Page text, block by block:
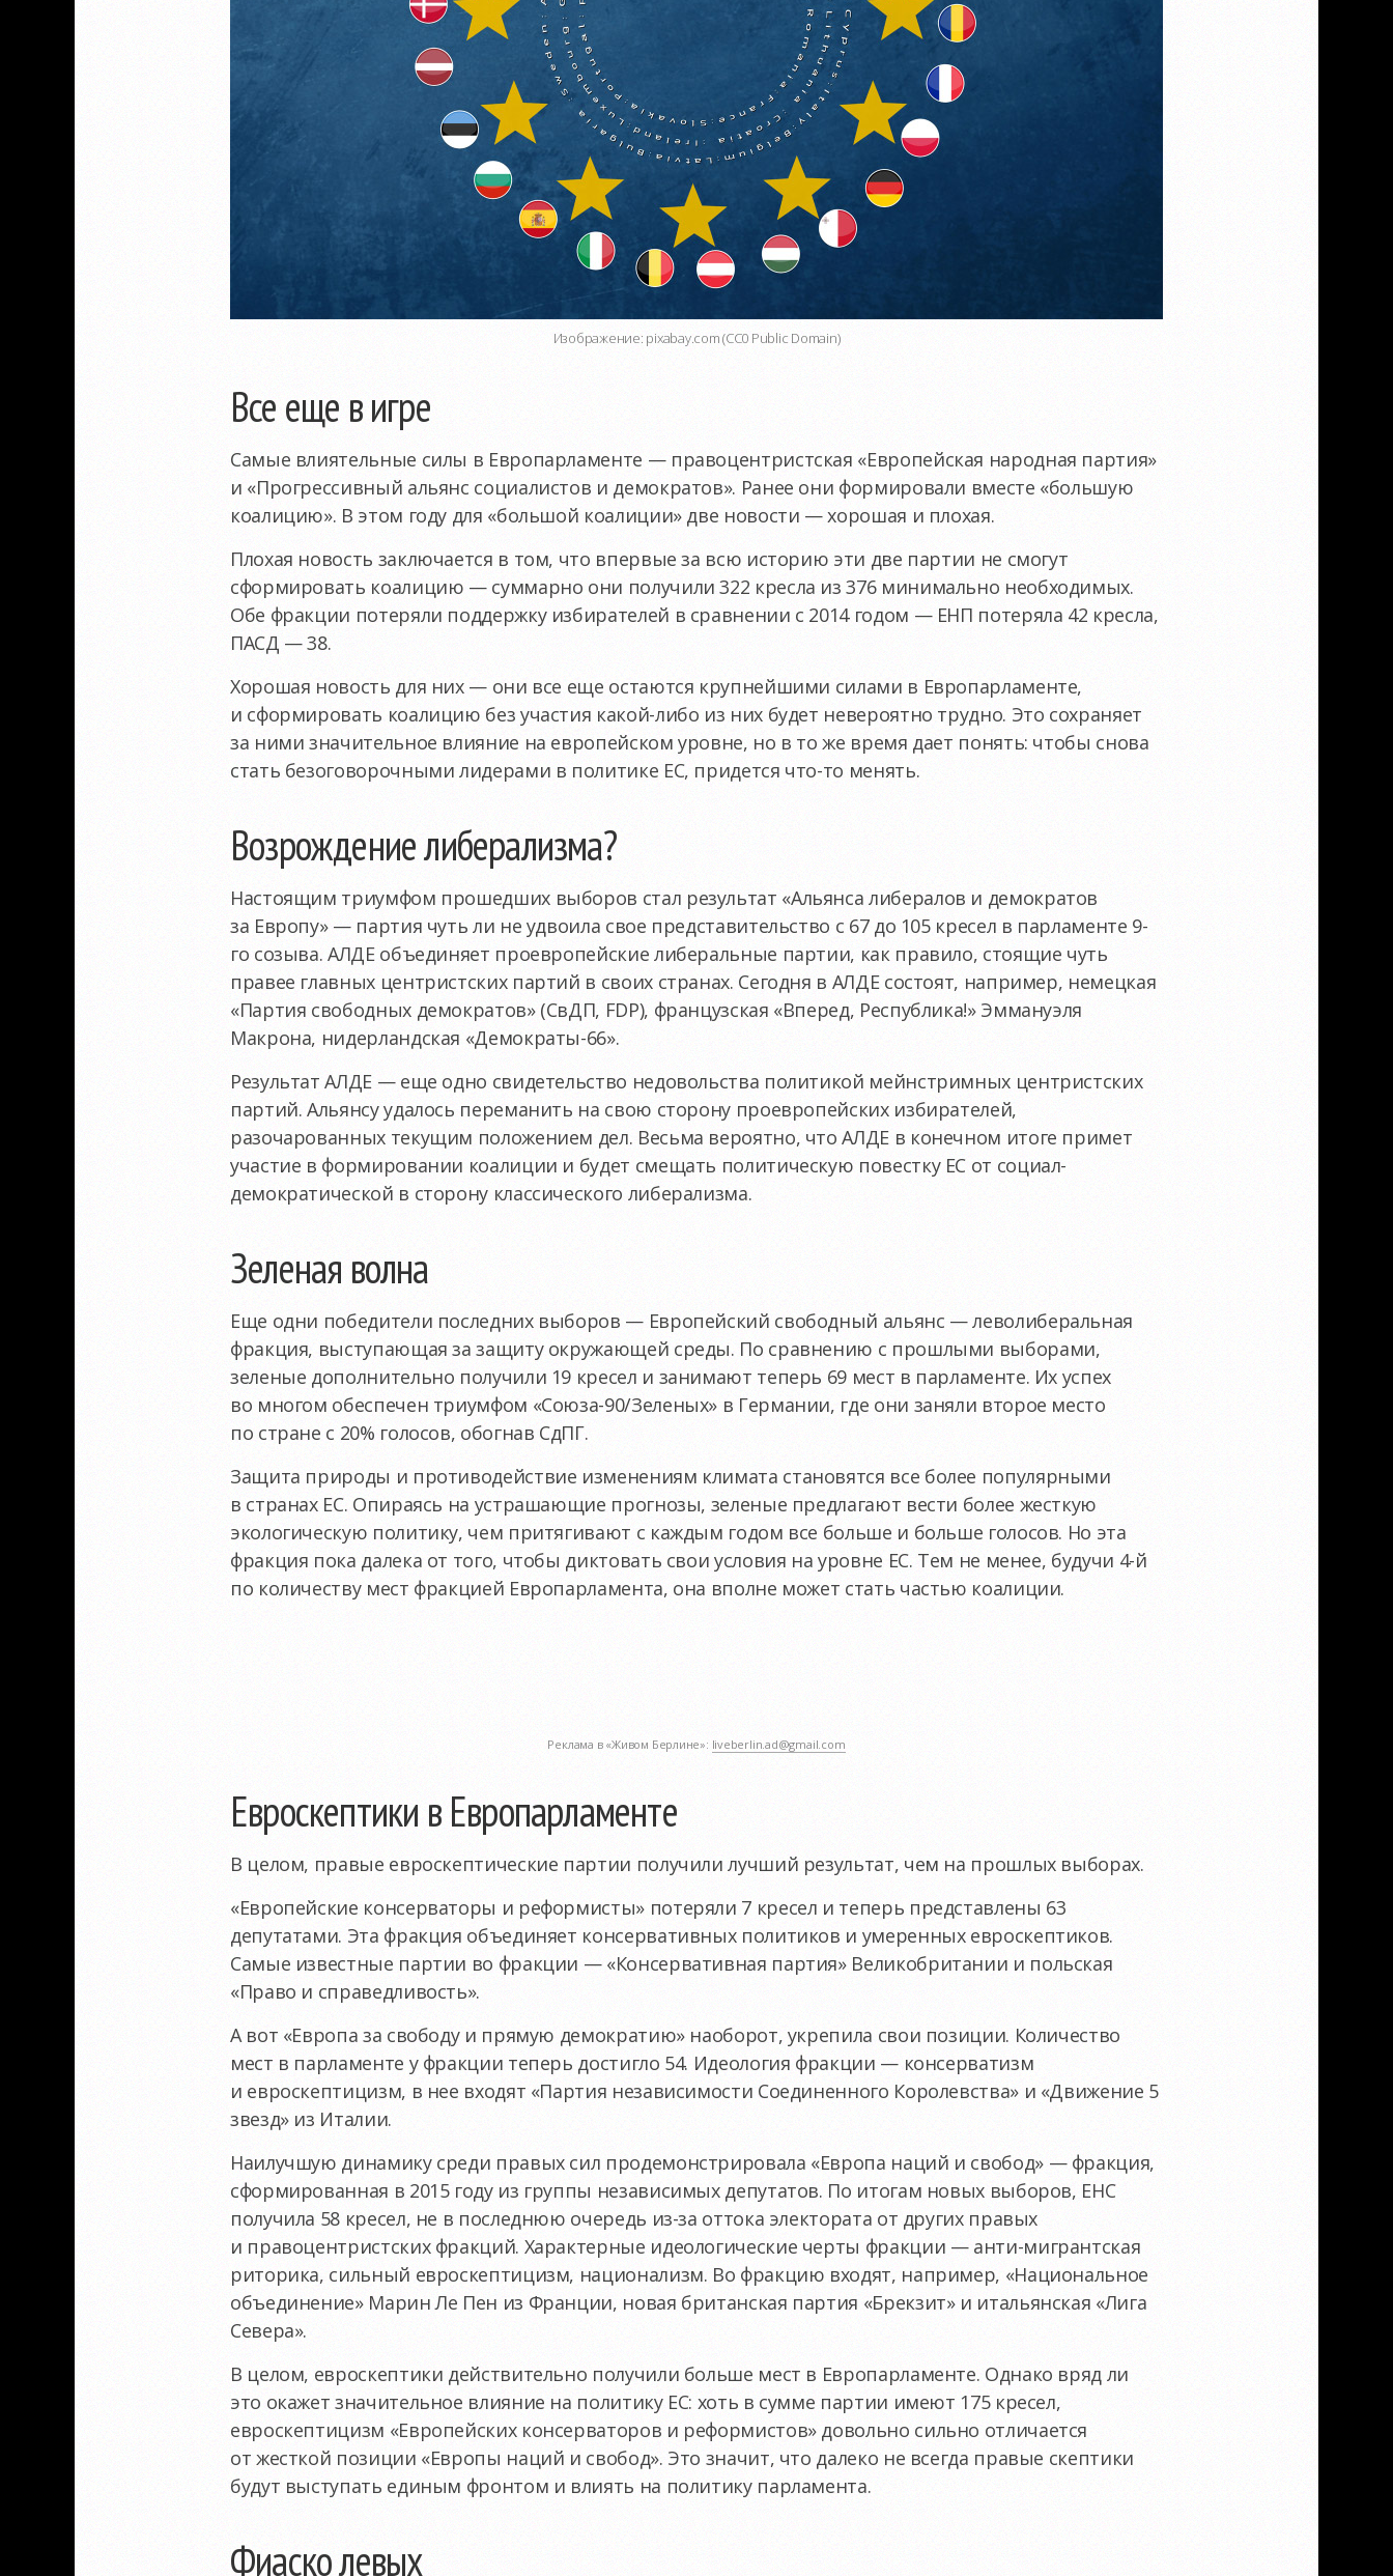
Изображение: pixabay.com (CC0 Public Domain)
Все еще в игре
Самые влиятельные силы в Европарламенте — правоцентристская «Европейская народная партия»
и «Прогрессивный альянс социалистов и демократов». Ранее они формировали вместе «большую
коалицию». В этом году для «большой коалиции» две новости — хорошая и плохая.
Плохая новость заключается в том, что впервые за всю историю эти две партии не смогут
сформировать коалицию — суммарно они получили 322 кресла из 376 минимально необходимых.
Обе фракции потеряли поддержку избирателей в сравнении с 2014 годом — ЕНП потеряла 42 кресла,
ПАСД — 38.
Хорошая новость для них — они все еще остаются крупнейшими силами в Европарламенте,
и сформировать коалицию без участия какой-либо из них будет невероятно трудно. Это сохраняет
за ними значительное влияние на европейском уровне, но в то же время дает понять: чтобы снова
стать безоговорочными лидерами в политике ЕС, придется что-то менять.
Возрождение либерализма?
Настоящим триумфом прошедших выборов стал результат «Альянса либералов и демократов
за Европу» — партия чуть ли не удвоила свое представительство с 67 до 105 кресел в парламенте 9-
го созыва. АЛДЕ объединяет проевропейские либеральные партии, как правило, стоящие чуть
правее главных центристских партий в своих странах. Сегодня в АЛДЕ состоят, например, немецкая
«Партия свободных демократов» (СвДП, FDP), французская «Вперед, Республика!» Эммануэля
Макрона, нидерландская «Демократы-66».
Результат АЛДЕ — еще одно свидетельство недовольства политикой мейнстримных центристских
партий. Альянсу удалось переманить на свою сторону проевропейских избирателей,
разочарованных текущим положением дел. Весьма вероятно, что АЛДЕ в конечном итоге примет
участие в формировании коалиции и будет смещать политическую повестку ЕС от социал-
демократической в сторону классического либерализма.
Зеленая волна
Еще одни победители последних выборов — Европейский свободный альянс — леволиберальная
фракция, выступающая за защиту окружающей среды. По сравнению с прошлыми выборами,
зеленые дополнительно получили 19 кресел и занимают теперь 69 мест в парламенте. Их успех
во многом обеспечен триумфом «Союза-90/Зеленых» в Германии, где они заняли второе место
по стране с 20% голосов, обогнав СдПГ.
Защита природы и противодействие изменениям климата становятся все более популярными
в странах ЕС. Опираясь на устрашающие прогнозы, зеленые предлагают вести более жесткую
экологическую политику, чем притягивают с каждым годом все больше и больше голосов. Но эта
фракция пока далека от того, чтобы диктовать свои условия на уровне ЕС. Тем не менее, будучи 4-й
по количеству мест фракцией Европарламента, она вполне может стать частью коалиции.
Реклама в «Живом Берлине»: liveberlin.ad@gmail.com
Евроскептики в Европарламенте
В целом, правые евроскептические партии получили лучший результат, чем на прошлых выборах.
«Европейские консерваторы и реформисты» потеряли 7 кресел и теперь представлены 63
депутатами. Эта фракция объединяет консервативных политиков и умеренных евроскептиков.
Самые известные партии во фракции — «Консервативная партия» Великобритании и польская
«Право и справедливость».
А вот «Европа за свободу и прямую демократию» наоборот, укрепила свои позиции. Количество
мест в парламенте у фракции теперь достигло 54. Идеология фракции — консерватизм
и евроскептицизм, в нее входят «Партия независимости Соединенного Королевства» и «Движение 5
звезд» из Италии.
Наилучшую динамику среди правых сил продемонстрировала «Европа наций и свобод» — фракция,
сформированная в 2015 году из группы независимых депутатов. По итогам новых выборов, ЕНС
получила 58 кресел, не в последнюю очередь из-за оттока электората от других правых
и правоцентристских фракций. Характерные идеологические черты фракции — анти-мигрантская
риторика, сильный евроскептицизм, национализм. Во фракцию входят, например, «Национальное
объединение» Марин Ле Пен из Франции, новая британская партия «Брекзит» и итальянская «Лига
Севера».
В целом, евроскептики действительно получили больше мест в Европарламенте. Однако вряд ли
это окажет значительное влияние на политику ЕС: хоть в сумме партии имеют 175 кресел,
евроскептицизм «Европейских консерваторов и реформистов» довольно сильно отличается
от жесткой позиции «Европы наций и свобод». Это значит, что далеко не всегда правые скептики
будут выступать единым фронтом и влиять на политику парламента.
Фиаско левых